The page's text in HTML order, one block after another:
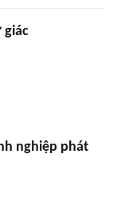
giác
nghiệp phát